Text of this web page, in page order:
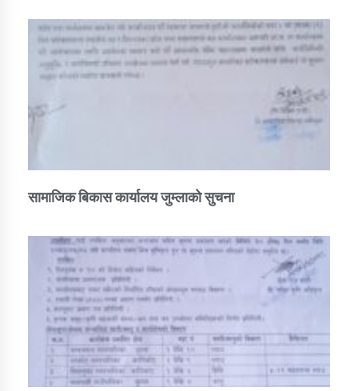
सामाजिक बिकास कार्यालय जुम्लाकाे सुचना